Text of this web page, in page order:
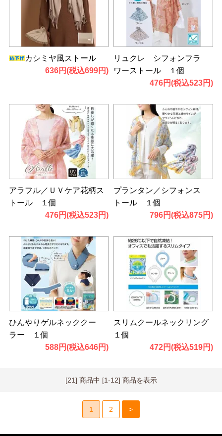
カシミヤ風ストール
636円(税込699円)
リュクレ シフォンフラ
ワーストール １個
476円(税込523円)
アラフル／ＵＶケア花柄ス
トール １個
476円(税込523円)
プランタン／シフォンス
トール １個
796円(税込875円)
ひんやりゲルネッククー
ラー １個
588円(税込646円)
スリムクールネックリング
１個
472円(税込519円)
[21] 商品中 [1-12] 商品を表示
1 2 >